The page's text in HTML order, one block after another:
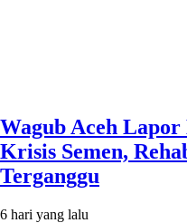
Wagub Aceh
Krisis Semen,
Terganggu
6 hari yang lalu